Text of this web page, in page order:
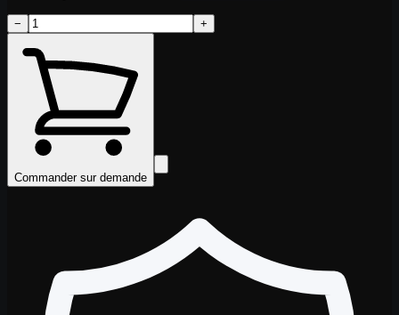
− +
Commander sur demande